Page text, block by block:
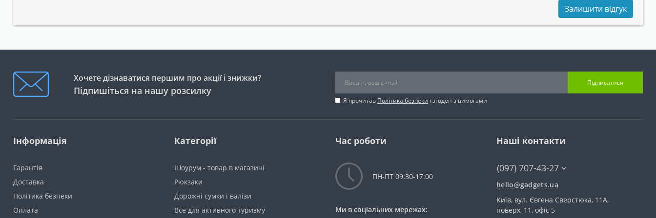
Залишити відгук
Хочете дізнаватися першим про акції і знижки?
Підпишіться на нашу розсилку
Підписатися
Я прочитав Політика безпеки і згоден з вимогами
Інформація
Гарантія
Доставка
Політика безпеки
Оплата
Категорії
Шоурум - товар в магазині
Рюкзаки
Дорожні сумки і валізи
Все для активного туризму
Час роботи
ПН-ПТ 09:30-17:00
Ми в соціальних мережах:
Наші контакти
(097) 707-43-27
hello@gadgets.ua
Київ, вул. Євгена Сверстюка, 11А,
поверх, 11, офіс 5